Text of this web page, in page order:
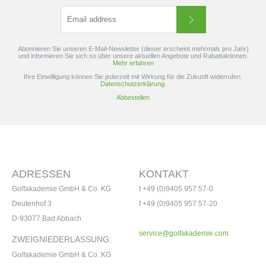
Abonnieren Sie unseren E-Mail-Newsletter (dieser erscheint mehrmals pro Jahr)
und informieren Sie sich so über unsere aktuellen Angebote und Rabattaktionen.
Mehr erfahren
Ihre Einwilligung können Sie jederzeit mit Wirkung für die Zukunft widerrufen.
Datenschutzerklärung.
Abbestellen
KONTAKT
t +49 (0)9405 957 57-0
f +49 (0)9405 957 57-20
service@golfakademie.com
ADRESSEN
Golfakademie GmbH & Co. KG
Deutenhof 3
D-93077 Bad Abbach
ZWEIGNIEDERLASSUNG:
Golfakademie GmbH & Co. KG